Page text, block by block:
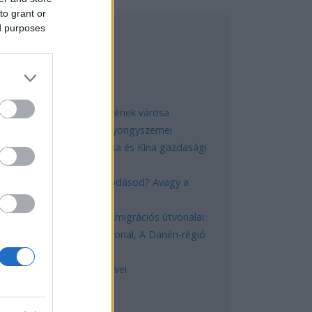
grant or
purposes
Manaus: a dzsungel szívének városa
Magyarország rejtett gyöngyszemei
Az egygyermekes politika és Kína gazdasági
kihívásai
Mik alakítják a gondolkodásod? Avagy a
kognitív torzítások
A világ legveszélyesebb migrációs útvonalai:
A Közép-Mediterrán útvonal, A Darién-régió
és az Indiai-óceáni út
A közlekedés mérföldkövei